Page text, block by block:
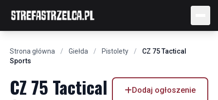
Strona główna / Giełda / Pistolety /
CZ 75 Tactical
Sports
CZ 75 Tactical Dodaj ogłoszenie